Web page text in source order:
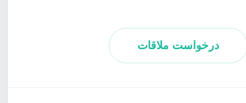
درخواست ملاقات